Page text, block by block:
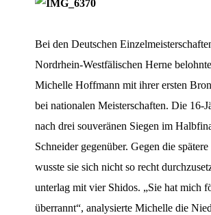
Bei den Deutschen
Nordrhein-Westfälischen Herne
Michelle Hoffmann mit ihrer ersten
bei nationalen Meisterschaften. Die 16-
nach drei souveränen Siegen im
Schneider gegenüber. Gegen die
wusste sie sich nicht so recht
unterlag mit vier Shidos. „Sie hat mich
überrannt“, analysierte Michelle die